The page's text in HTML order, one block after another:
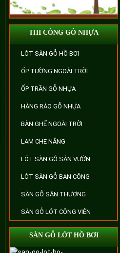
THI CÔNG GỖ NHỰA
LÓT SÀN GỖ HỒ BƠI
ỐP TƯỜNG NGOÀI TRỜI
ỐP TRẦN GỖ NHỰA
HÀNG RÀO GỖ NHỰA
BÀN GHẾ NGOÀI TRỜI
LAM CHE NẮNG
LÓT SÀN GỖ SÂN VƯỜN
LÓT SÀN GỖ BAN CÔNG
SÀN GỖ SÂN THƯỢNG
SÀN GỖ LÓT CÔNG VIÊN
SÀN GỖ LÓT HỒ BƠI